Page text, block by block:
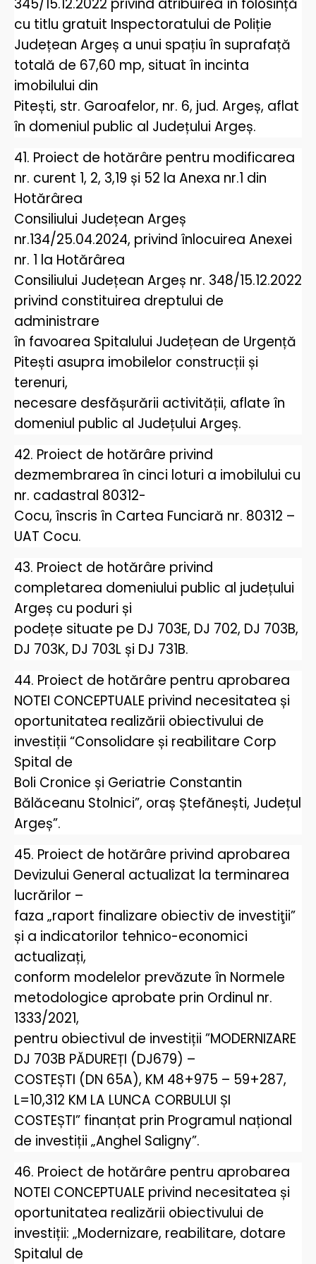
345/15.12.2022 privind atribuirea în folosință
cu titlu gratuit Inspectoratului de Poliție
Județean Argeș a unui spațiu în suprafață
totală de 67,60 mp, situat în incinta
imobilului din
Pitești, str. Garoafelor, nr. 6, jud. Argeș, aflat
în domeniul public al Județului Argeș.
41. Proiect de hotărâre pentru modificarea
nr. curent 1, 2, 3,19 și 52 la Anexa nr.1 din
Hotărârea
Consiliului Județean Argeș
nr.134/25.04.2024, privind înlocuirea Anexei
nr. 1 la Hotărârea
Consiliului Județean Argeș nr. 348/15.12.2022
privind constituirea dreptului de
administrare
în favoarea Spitalului Județean de Urgență
Pitești asupra imobilelor construcții și
terenuri,
necesare desfășurării activității, aflate în
domeniul public al Județului Argeș.
42. Proiect de hotărâre privind
dezmembrarea în cinci loturi a imobilului cu
nr. cadastral 80312-
Cocu, înscris în Cartea Funciară nr. 80312 –
UAT Cocu.
43. Proiect de hotărâre privind
completarea domeniului public al județului
Argeș cu poduri și
podețe situate pe DJ 703E, DJ 702, DJ 703B,
DJ 703K, DJ 703L și DJ 731B.
44. Proiect de hotărâre pentru aprobarea
NOTEI CONCEPTUALE privind necesitatea și
oportunitatea realizării obiectivului de
investiții “Consolidare și reabilitare Corp
Spital de
Boli Cronice și Geriatrie Constantin
Bălăceanu Stolnici”, oraș Ștefănești, Județul
Argeș”.
45. Proiect de hotărâre privind aprobarea
Devizului General actualizat la terminarea
lucrărilor –
faza „raport finalizare obiectiv de investiţii”
și a indicatorilor tehnico-economici
actualizați,
conform modelelor prevăzute în Normele
metodologice aprobate prin Ordinul nr.
1333/2021,
pentru obiectivul de investiții ”MODERNIZARE
DJ 703B PĂDUREȚI (DJ679) –
COSTEȘTI (DN 65A), KM 48+975 – 59+287,
L=10,312 KM LA LUNCA CORBULUI ȘI
COSTEȘTI” finanțat prin Programul național
de investiții „Anghel Saligny”.
46. Proiect de hotărâre pentru aprobarea
NOTEI CONCEPTUALE privind necesitatea și
oportunitatea realizării obiectivului de
investiții: „Modernizare, reabilitare, dotare
Spitalul de